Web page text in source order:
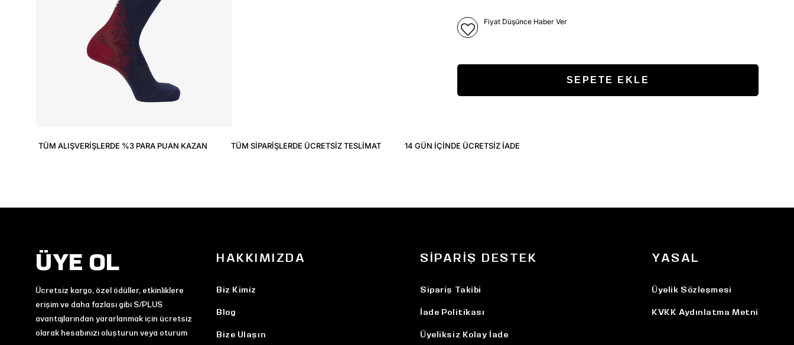
Fiyat Düşünce Haber Ver
TÜM ALIŞVERIŞLERDE %3 PARA PUAN KAZAN TÜM SIPARIŞLERDE ÜCRETSIZ TESLIMAT 14 GÜN IÇINDE ÜCRETSIZ IADE
ÜYE OL
Ücretsiz kargo, özel ödüller, etkinliklere
erişim ve daha fazlası gibi S/PLUS
avantajlarından yararlanmak için ücretsiz
olarak hesabınızı oluşturun veya oturum
HAKKIMIZDA
Biz Kimiz
Blog
Bize Ulaşın
SIPARIŞ DESTEK
Sipariş Takibi
İade Politikası
Üyeliksiz Kolay İade
YASAL
Üyelik Sözleşmesi
KVKK Aydınlatma Metni